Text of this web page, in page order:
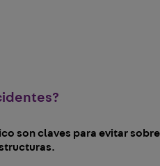
son claves para evitar